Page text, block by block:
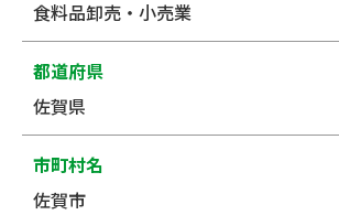
食料品卸売・小売業
都道府県
佐賀県
市町村名
佐賀市